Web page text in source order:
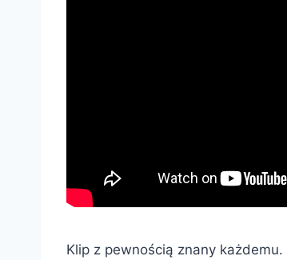
Klip z pewnością znany każdemu.